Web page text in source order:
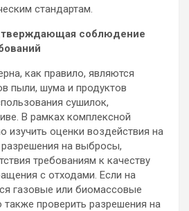
стандартам.
соблюдение
как правило, являются
пыли, шума и продуктов
сушилок,
В рамках комплексной
изучить оценки воздействия на
на выбросы,
требованиям к качеству
с отходами. Если на
газовые или биомассовые
также проверить разрешения на